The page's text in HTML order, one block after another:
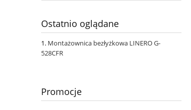
Ostatnio oglądane
Montażownica bezłyżkowa LINERO G-
528CFR
Promocje